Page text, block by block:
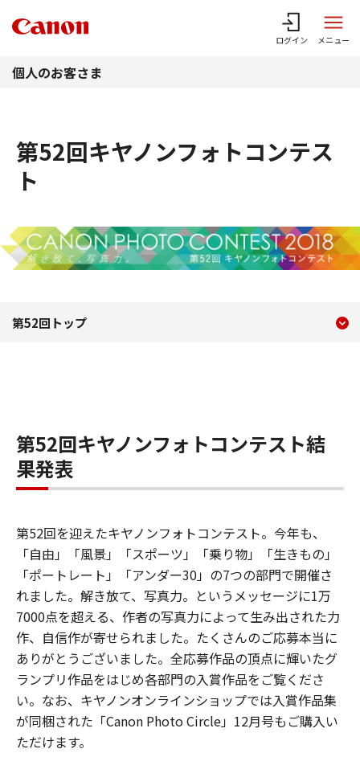
ログイン メニュー
個人のお客さま
第52回キヤノンフォトコンテス
ト
第52回キヤノンフォトコン
第52回トップ
第52回キヤノンフォトコンテスト結
果発表
第52回を迎えたキヤノンフォトコンテスト。今年も、
「自由」「風景」「スポーツ」「乗り物」「生きもの」
「ポートレート」「アンダー30」の7つの部門で開催さ
れました。解き放て、写真力。というメッセージに1万
7000点を超える、作者の写真力によって生み出された力
作、自信作が寄せられました。たくさんのご応募本当に
ありがとうございました。全応募作品の頂点に輝いたグ
ランプリ作品をはじめ各部門の入賞作品をご覧くださ
い。なお、キヤノンオンラインショップでは入賞作品集
が同梱された「Canon Photo Circle」12月号もご購入い
ただけます。